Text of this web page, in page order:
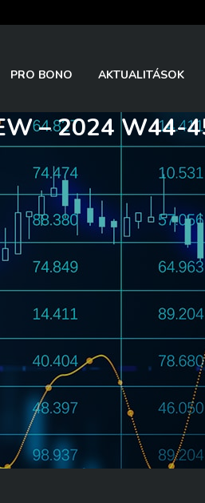
PRO BONO AKTUALITÁSOK
– 2024 W44-